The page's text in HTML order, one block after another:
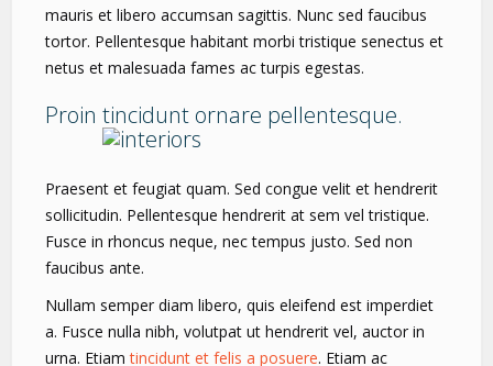
mauris et libero accumsan sagittis. Nunc sed faucibus
tortor. Pellentesque habitant morbi tristique senectus et
netus et malesuada fames ac turpis egestas.
Proin tincidunt ornare pellentesque.
Praesent et feugiat quam. Sed congue velit et hendrerit
sollicitudin. Pellentesque hendrerit at sem vel tristique.
Fusce in rhoncus neque, nec tempus justo. Sed non
faucibus ante.
Nullam semper diam libero, quis eleifend est imperdiet
a. Fusce nulla nibh, volutpat ut hendrerit vel, auctor in
urna. Etiamtincidunt et felis a posuere. Etiam ac